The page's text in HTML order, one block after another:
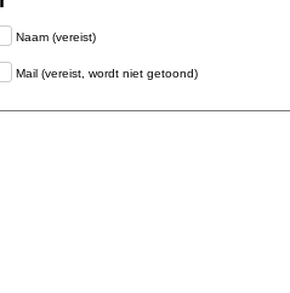
Naam (vereist)
Mail (vereist, wordt niet getoond)